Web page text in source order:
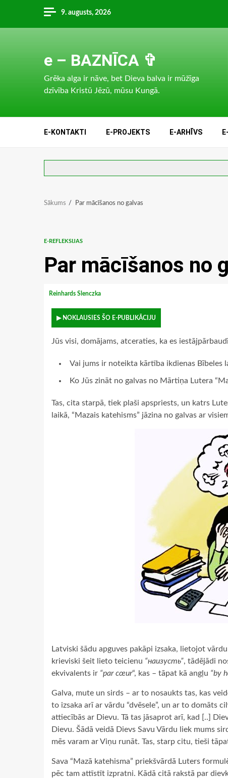
content
9. augusts, 2026
e – BAZNĪCA ✞
Grēka alga ir nāve, bet Dieva balva ir mūžīga
dzīvība Kristū Jēzū, mūsu Kungā.
E-KONTAKTI E-PROJEKTS E-ARHĪVS
Sākums Par mācīšanos no galvas
E-REFLEKSIJAS
Par mācīšanos no
Reinhards Slenczka
▶ NOKLAUSIES ŠO E-PUBLIKĀCIJU
Jūs visi, domājams, atceraties, ka es
Vai jums ir noteikta kārtība ikdienas Bībeles
Ko Jūs zināt no galvas no Mārtiņa Lutera
Tas, cita starpā, tiek plaši apspriests, un katrs
laikā, “Mazais katehisms” jāzina no galvas ar
Latviski šādu apguves pakāpi izsaka, lietojot
krieviski šeit lieto teicienu “наизусть”, tādējādi
ekvivalents ir “par cœur“, kas – tāpat kā angļu “by
Galva, mute un sirds – ar to nosaukts tas, kas
to izsaka arī ar vārdu “dvēsele”, un ar to domāts
attiecībās ar Dievu. Tā tas jāsaprot arī, kad [..]
Dievu. Šādā veidā Dievs Savu Vārdu liek mums
mēs varam ar Viņu runāt. Tas, starp citu, tieši
Sava “Mazā katehisma” priekšvārdā Luters
pēc tam attīstīt izpratni. Kādā citā rakstā par